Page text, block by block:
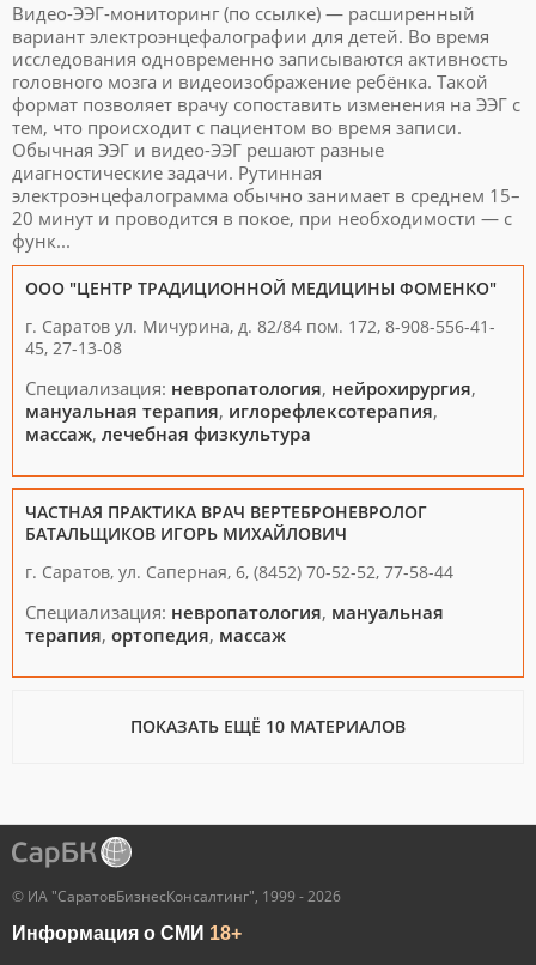
Видео-ЭЭГ-мониторинг (по ссылке) — расширенный
вариант электроэнцефалографии для детей. Во время
исследования одновременно записываются активность
головного мозга и видеоизображение ребёнка. Такой
формат позволяет врачу сопоставить изменения на ЭЭГ с
тем, что происходит с пациентом во время записи.
Обычная ЭЭГ и видео-ЭЭГ решают разные
диагностические задачи. Рутинная
электроэнцефалограмма обычно занимает в среднем 15–
20 минут и проводится в покое, при необходимости — с
функ...
ООО "ЦЕНТР ТРАДИЦИОННОЙ МЕДИЦИНЫ ФОМЕНКО"
г. Саратов ул. Мичурина, д. 82/84 пом. 172, 8-908-556-41-
45, 27-13-08
Специализация: невропатология, нейрохирургия,
мануальная терапия, иглорефлексотерапия,
массаж, лечебная физкультура
ЧАСТНАЯ ПРАКТИКА ВРАЧ ВЕРТЕБРОНЕВРОЛОГ
БАТАЛЬЩИКОВ ИГОРЬ МИХАЙЛОВИЧ
г. Саратов, ул. Саперная, 6, (8452) 70-52-52, 77-58-44
Специализация: невропатология, мануальная
терапия, ортопедия, массаж
ПОКАЗАТЬ ЕЩЁ 10 МАТЕРИАЛОВ
© ИА "СаратовБизнесКонсалтинг", 1999 - 2026
Информация о СМИ 18+